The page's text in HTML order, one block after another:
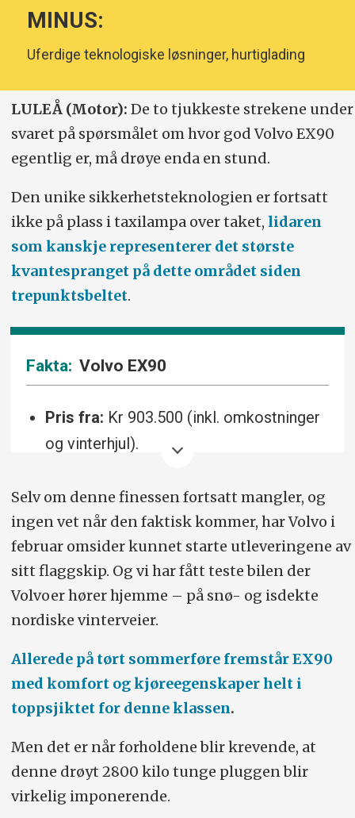
MINUS:
Uferdige teknologiske løsninger, hurtiglading
LULEÅ (Motor): De to tjukkeste strekene under
svaret på spørsmålet om hvor god Volvo EX90
egentlig er, må drøye enda en stund.
Den unike sikkerhetsteknologien er fortsatt
ikke på plass i taxilampa over taket, lidaren
som kanskje representerer det største
kvantespranget på dette området siden
trepunktsbeltet.
Volvo EX90
Pris fra: Kr 903.500 (inkl. omkostninger
og vinterhjul).
batteri (batterikjemi NMC, metalloksider
av lithium, nikkel, mangan og kobolt),
408 eller 517 hk (Performance) / 380
kW / inntil 910 Nm, ettrinns automat,
firehjulsdrift.
kWt/100 km / opptil 614 km.
Hurtiglading 10–80 prosent: 30 minutter.
Makseffekt: 250 kW.
Lengde/bredde (inkl. speil)/høyde:
5037/2113/1747 mm.
Akselavstand/bakkeklaring: 2985/212
Selv om denne finessen fortsatt mangler, og
ingen vet når den faktisk kommer, har Volvo i
februar omsider kunnet starte utleveringene av
sitt flaggskip. Og vi har fått teste bilen der
Volvoer hører hjemme – på snø- og isdekte
nordiske vinterveier.
Allerede på tørt sommerføre fremstår EX90
med komfort og kjøreegenskaper helt i
toppsjiktet for denne klassen.
Men det er når forholdene blir krevende, at
denne drøyt 2800 kilo tunge pluggen blir
virkelig imponerende.